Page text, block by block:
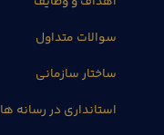
سوالات متداول
ساختار سازمانی
استانداری در رسانه ها